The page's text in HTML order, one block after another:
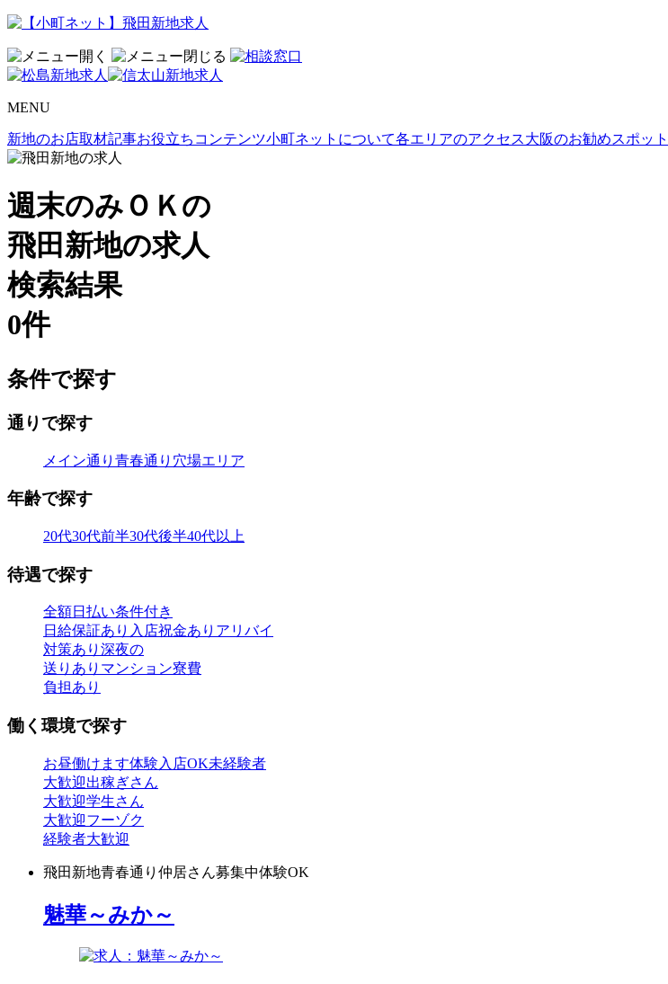
MENU
新地のお店取材記事お役立ちコンテンツ小町ネットについて各エリアのアクセス大阪のお勧めスポット
週末のみＯＫの
飛田新地の求人
検索結果
0件
条件で探す
通りで探す
メイン通り 青春通り 穴場エリア
年齢で探す
20代30代前半30代後半40代以上
待遇で探す
全額日払い条件付き
日給保証あり 入店祝金あり アリバイ
対策あり 深夜の
送りあり マンション寮費
負担あり
働く環境で探す
お昼働けます体験入店OK未経験者
大歓迎出稼ぎさん
大歓迎学生さん
大歓迎フーゾク
経験者大歓迎
飛田新地青春通り 仲居さん募集中体験OK
魅華～みか～